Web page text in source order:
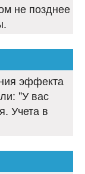
не позднее
эффекта
"У вас
Учета в